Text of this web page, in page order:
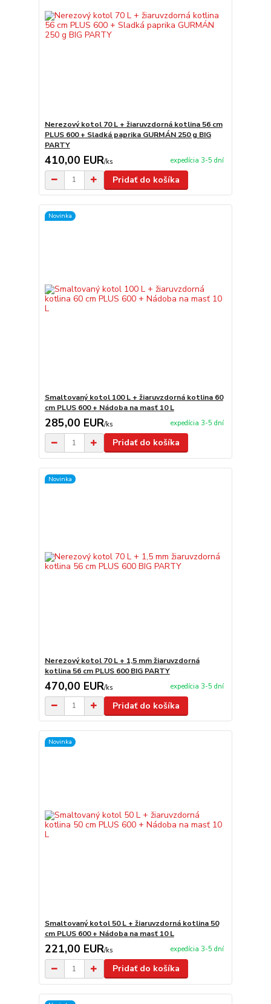
Nerezový kotol 70 L + žiaruvzdorná kotlina 56 cm
PLUS 600 + Sladká paprika GURMÁN 250 g BIG
PARTY
410,00 EUR/ks expedícia 3-5 dní
Pridať do košíka
Novinka
Smaltovaný kotol 100 L + žiaruvzdorná kotlina 60
cm PLUS 600 + Nádoba na masť 10 L
285,00 EUR/ks expedícia 3-5 dní
Pridať do košíka
Novinka
Nerezový kotol 70 L + 1,5 mm žiaruvzdorná
kotlina 56 cm PLUS 600 BIG PARTY
470,00 EUR/ks expedícia 3-5 dní
Pridať do košíka
Novinka
Smaltovaný kotol 50 L + žiaruvzdorná kotlina 50
cm PLUS 600 + Nádoba na masť 10 L
221,00 EUR/ks expedícia 3-5 dní
Pridať do košíka